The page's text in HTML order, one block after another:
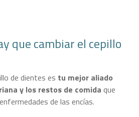
que cambiar el cepillo
de dientes es tu mejor aliado
y los restos de comida que
de las encías.